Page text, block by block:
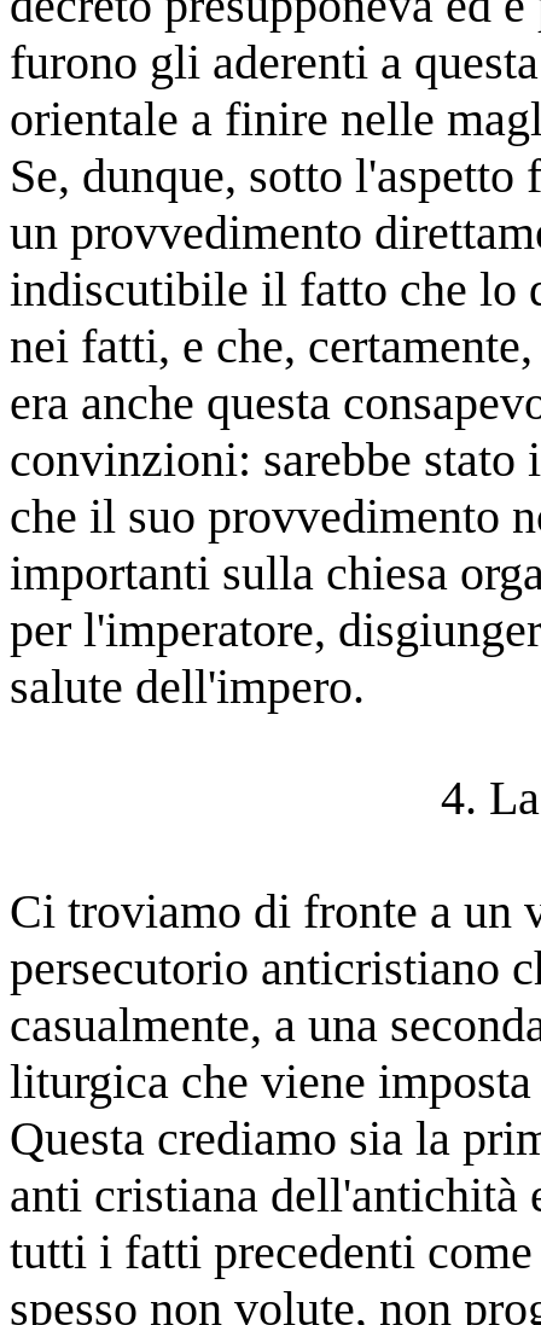
furono gli aderenti a
orientale a finire nelle
Se, dunque, sotto
un provvedimento
indiscutibile il fatto che lo
nei fatti, e che,
era anche questa
convinzioni: sarebbe
che il suo provvedimento
importanti sulla chiesa
per l'imperatore,
salute dell'impero.
4.
Ci troviamo di fronte a un
persecutorio anticristiano
casualmente, a una
liturgica che viene
Questa crediamo sia la
anti cristiana dell'antichità
tutti i fatti precedenti
spesso non volute, non